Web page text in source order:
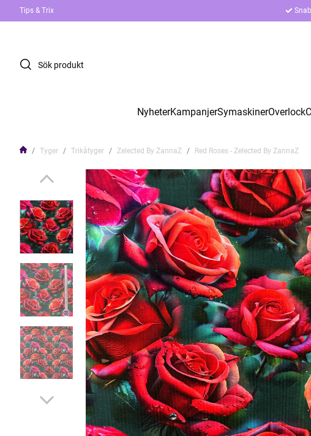
Tips & Trix
NyheterKampanjerSymaskinerOverlock
Tyger Trikåtyger Zelected By ZannaZ Red Roses - Zelected By ZannaZ